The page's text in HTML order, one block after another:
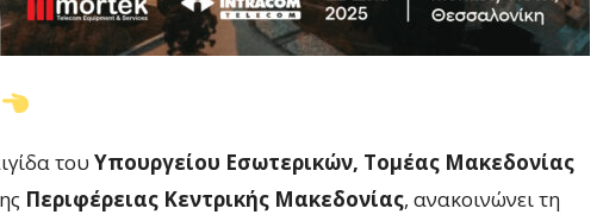
του Υπουργείου Εσωτερικών, Τομέας Μακεδονίας
Περιφέρειας Κεντρικής Μακεδονίας, ανακοινώνει τη